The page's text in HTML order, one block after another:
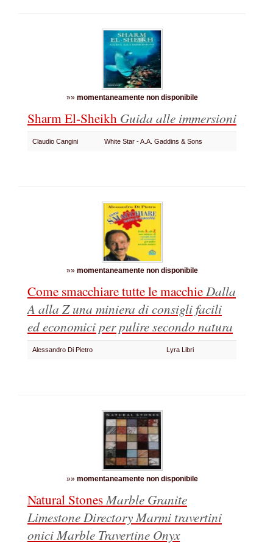
»» momentaneamente non disponibile
Sharm El-Sheikh Guida alle immersioni
Claudio Cangini White Star - A.A. Gaddins & Sons
»» momentaneamente non disponibile
Come smacchiare tutte le macchieDalla
A alla Z una miniera di consigli facili
ed economici per pulire secondo natura
Alessandro Di Pietro Lyra Libri
»» momentaneamente non disponibile
Natural StonesMarble Granite
Limestone DirectoryMarmi travertini
oniciMarble Travertine Onyx